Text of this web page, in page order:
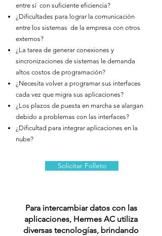
entre sí con suficiente eficiencia?
¿Dificultades para lograr la comunicación
entre los sistemas de la empresa con otros
externos?
¿La tarea de generar conexiones y
sincronizaciones de sistemas le demanda
altos costos de programación?
¿Necesita volver a programar sus interfaces
cada vez que migra sus aplicaciones?
¿Los plazos de puesta en marcha se alargan
debido a problemas con las interfaces?
¿Dificultad para integrar aplicaciones en la
nube?
Solicitar Folleto
Para intercambiar datos con las
aplicaciones, Hermes AC utiliza
diversas tecnologías, brindando